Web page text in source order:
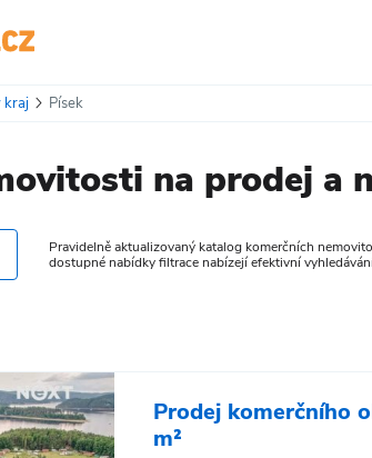
kraj Písek
na prodej a
Pravidelně aktualizovaný katalog komerčních
dostupné nabídky filtrace nabízejí efektivní
Prodej komerčního
m²